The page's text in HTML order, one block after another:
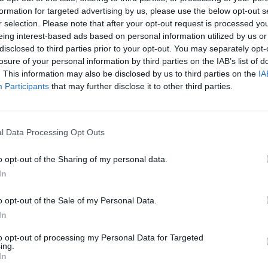
for targeted advertising by us, please use the below opt-out
selection. Please note that after your opt-out request is processed
interest-based ads based on personal information utilized by us
to third parties prior to your opt-out. You may separately
of your personal information by third parties on the IAB’s list of
This information may also be disclosed by us to third parties on the
Participants that may further disclose it to other third parties.
Data Processing Opt Outs
opt-out of the Sharing of my personal data.
opt-out of the Sale of my Personal Data.
opt-out of processing my Personal Data for Targeted
népszavazáson való minél nagyobb arányú
tegnapi megszólalásában Orbán Viktor, a Fidesz
hogy jelenleg nincs esély megnyerni a
Világgazdaság azt jelzi, hogy míg Szetey Gábor
személyi változás nem történik a kabinetben,
markánsabb kormányátalakítást valószínűsítenek a
mert a tavaszi átalakításokat semmiképp sem
és annak üzenetével - teszi hozzá a lap.
a Polgárok Házában azt hangsúlyozta, hogy a népszavazás
megállítására. Ezért arra szólított fel, hogy nem elég
ellen, hanem el kell menni szavazni, különben jönnek az újabb